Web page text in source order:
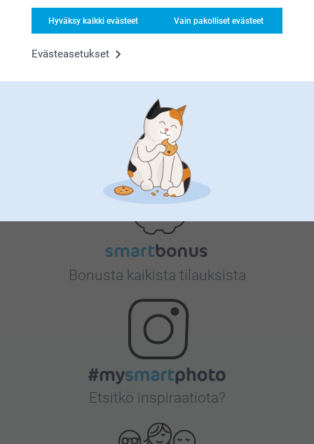
Hyväksy kaikki evästeet Vain pakolliset evästeet
Evästeasetukset
Miksismartphoto?
Tyytyväisyystakuu
Bonusta kaikista tilauksista
Etsitkö inspiraatiota?